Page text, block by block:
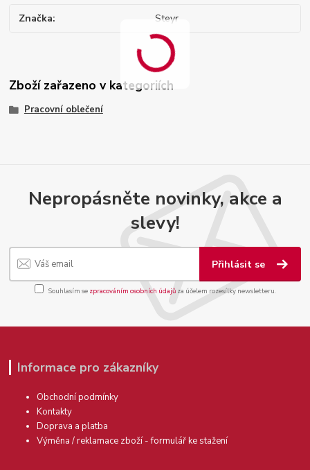
Značka Steyr
Zboží zařazeno v kategoriích
Pracovní oblečení
Nepropásněte novinky, akce a
slevy!
Přihlásit se
Souhlasím se zpracováním osobních údajůza účelem rozesílky newsletteru.
Informace pro zákazníky
Obchodní podmínky
Kontakty
Doprava a platba
Výměna / reklamace zboží - formulář ke stažení